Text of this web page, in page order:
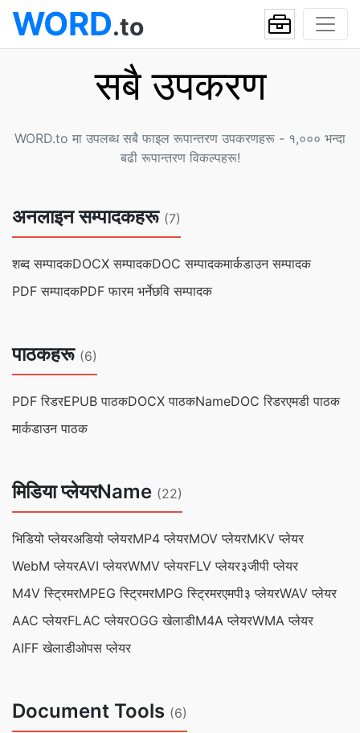
WORD.to
सबै उपकरण
WORD.to मा उपलब्ध सबै फाइल रूपान्तरण उपकरणहरू - १,००० भन्दा
बढी रूपान्तरण विकल्पहरू!
अनलाइन सम्पादकहरू (7)
शब्द सम्पादकDOCX सम्पादकDOC सम्पादकमार्कडाउन सम्पादक
PDF सम्पादकPDF फारम भर्नेछवि सम्पादक
पाठकहरू (6)
PDF रिडरEPUB पाठकDOCX पाठकNameDOC रिडरएमडी पाठक
मार्कडाउन पाठक
मिडिया प्लेयरName (22)
भिडियो प्लेयरअडियो प्लेयरMP4 प्लेयरMOV प्लेयरMKV प्लेयर
WebM प्लेयरAVI प्लेयरWMV प्लेयरFLV प्लेयर३जीपी प्लेयर
M4V स्ट्रिमरMPEG स्ट्रिमरMPG स्ट्रिमरएमपी३ प्लेयरWAV प्लेयर
AAC प्लेयरFLAC प्लेयरOGG खेलाडीM4A प्लेयरWMA प्लेयर
AIFF खेलाडीओपस प्लेयर
Document Tools (6)